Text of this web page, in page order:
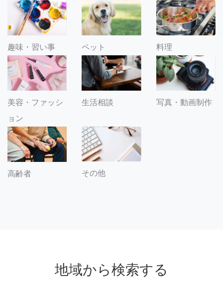
趣味・習い事 ペット 料理
美容・ファッシ
ョン
生活相談 写真・動画制作
高齢者 その他
地域から検索する